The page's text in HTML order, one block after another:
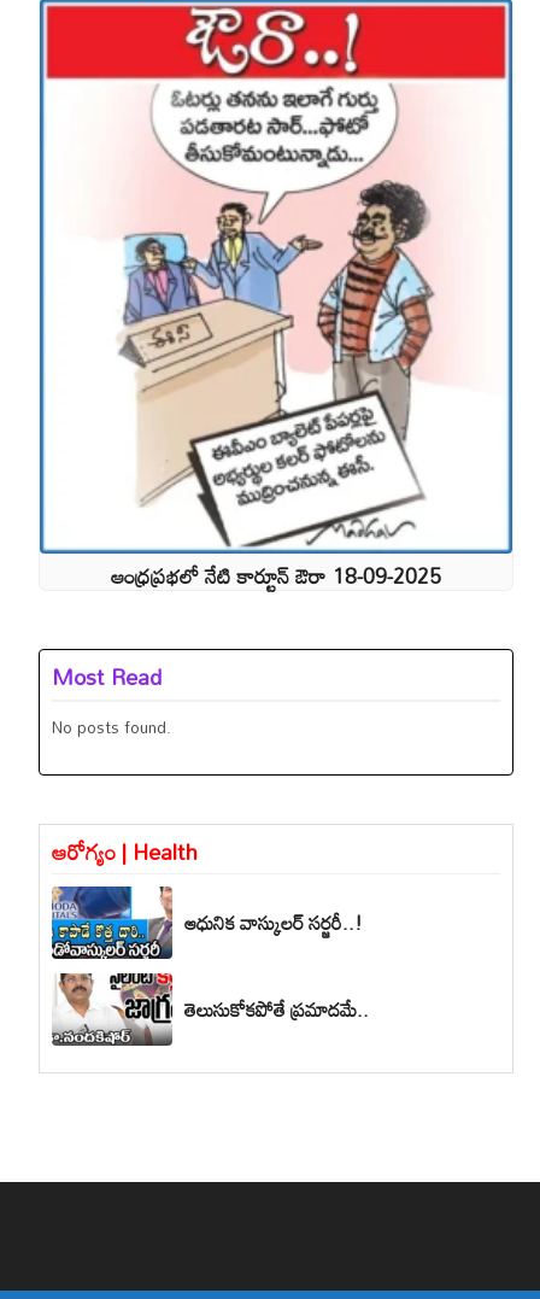
ఆంధ్రప్రభలో నేటి కార్టూన్ ఔరా 18-09-2025
Most Read
No posts found.
ఆరోగ్యం | Health
ఆధునిక వాస్కులర్ సర్జరీ..!
తెలుసుకోకపోతే ప్రమాదమే..